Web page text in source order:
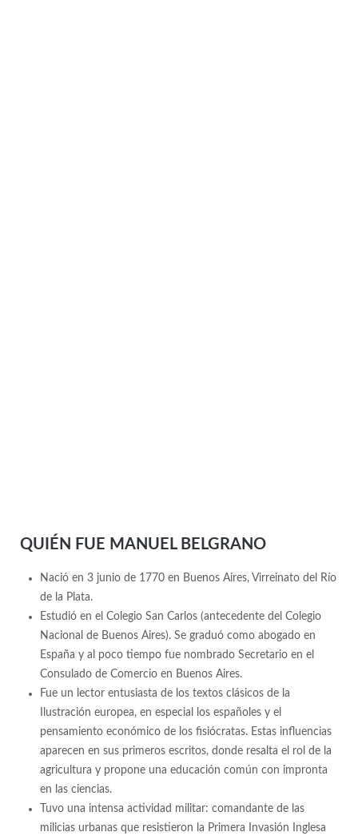
QUIÉN FUE MANUEL BELGRANO
Nació en 3 junio de 1770 en Buenos Aires, Virreinato del Río
de la Plata.
Estudió en el Colegio San Carlos (antecedente del Colegio
Nacional de Buenos Aires). Se graduó como abogado en
España y al poco tiempo fue nombrado Secretario en el
Consulado de Comercio en Buenos Aires.
Fue un lector entusiasta de los textos clásicos de la
Ilustración europea, en especial los españoles y el
pensamiento económico de los fisiócratas. Estas influencias
aparecen en sus primeros escritos, donde resalta el rol de la
agricultura y propone una educación común con impronta
en las ciencias.
Tuvo una intensa actividad militar: comandante de las
milicias urbanas que resistieron la Primera Invasión Inglesa